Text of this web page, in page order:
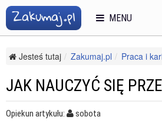
Jesteś tutaj Zakumaj.pl Praca i
JAK NAUCZYĆ SIĘ
Opiekun artykułu:
sobota
MENU